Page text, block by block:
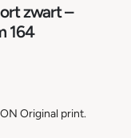
zwart –
164
Original print.